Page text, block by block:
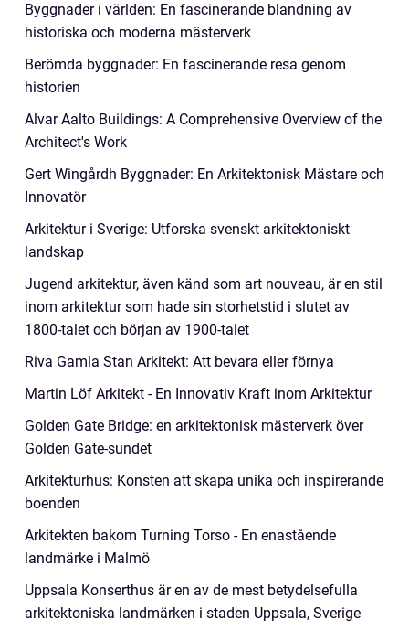
Byggnader i världen: En fascinerande blandning av
historiska och moderna mästerverk
Berömda byggnader: En fascinerande resa genom
historien
Alvar Aalto Buildings: A Comprehensive Overview of the
Architect's Work
Gert Wingårdh Byggnader: En Arkitektonisk Mästare och
Innovatör
Arkitektur i Sverige: Utforska svenskt arkitektoniskt
landskap
Jugend arkitektur, även känd som art nouveau, är en stil
inom arkitektur som hade sin storhetstid i slutet av
1800-talet och början av 1900-talet
Riva Gamla Stan Arkitekt: Att bevara eller förnya
Martin Löf Arkitekt - En Innovativ Kraft inom Arkitektur
Golden Gate Bridge: en arkitektonisk mästerverk över
Golden Gate-sundet
Arkitekturhus: Konsten att skapa unika och inspirerande
boenden
Arkitekten bakom Turning Torso - En enastående
landmärke i Malmö
Uppsala Konserthus är en av de mest betydelsefulla
arkitektoniska landmärken i staden Uppsala, Sverige